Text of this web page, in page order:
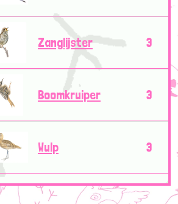
Zanglijster 3
Boomkruiper 3
Wulp 3